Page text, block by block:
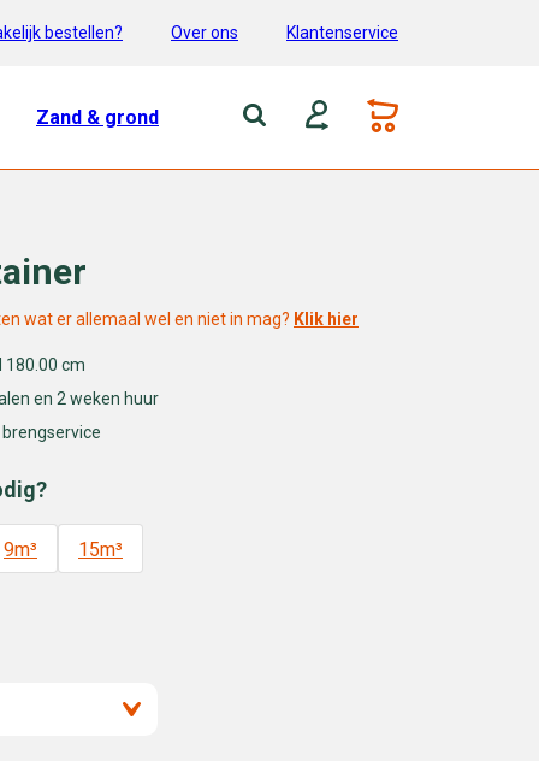
bestellen? Over ons Klantenservice
Zand & grond
wat er allemaal wel en niet in mag? Klik hier
180.00 cm
en 2 weken huur
9m³ 15m³